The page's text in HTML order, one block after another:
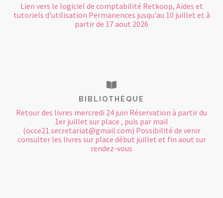
Lien vers le logiciel de comptabilité Retkoop, Aides et
tutoriels d'utilisation Permanences jusqu'au 10 juillet et à
partir de 17 aout 2026
BIBLIOTHÈQUE
Retour des livres mercredi 24 juin Réservation à partir du
1er juillet sur place , puis par mail
(occe21.secretariat@gmail.com) Possibilité de venir
consulter les livres sur place début juillet et fin aout sur
rendez-vous